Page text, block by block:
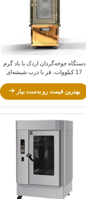
دستگاه جوجه‌گردان اردک با باد گرم
17 کیلووات، فر با درب شیشه‌ای
بهترین قیمت رو بدست بیار